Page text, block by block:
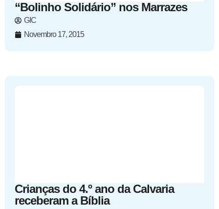
“Bolinho Solidário” nos Marrazes
GIC
Novembro 17, 2015
Crianças do 4.º ano da Calvaria
receberam a Bíblia